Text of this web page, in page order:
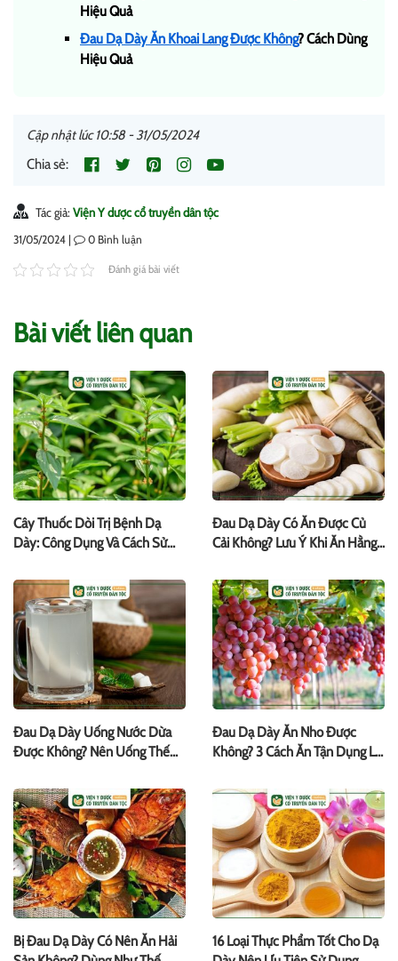
Hiệu Quả
Đau Dạ Dày Ăn Khoai Lang Được Không? Cách Dùng
Hiệu Quả
Cập nhật lúc 10:58 - 31/05/2024
Chia sẻ:
Tác giả: Viện Y dược cổ truyền dân tộc
31/05/2024 | 0 Bình luận
Đánh giá bài viết
Bài viết liên quan
Cây Thuốc Dòi Trị Bệnh Dạ
Dày: Công Dụng Và Cách Sử
Đau Dạ Dày Có Ăn Được Củ
Cải Không? Lưu Ý Khi Ăn Hằng
Đau Dạ Dày Uống Nước Dừa
Được Không? Nên Uống Thế
Đau Dạ Dày Ăn Nho Được
Không? 3 Cách Ăn Tận Dụng Lợi
Bị Đau Dạ Dày Có Nên Ăn Hải
16 Loại Thực Phẩm Tốt Cho Dạ